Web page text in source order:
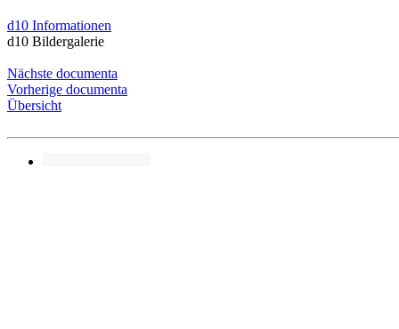
d10 Informationen
d10 Bildergalerie
Nächste documenta
Vorherige documenta
Übersicht